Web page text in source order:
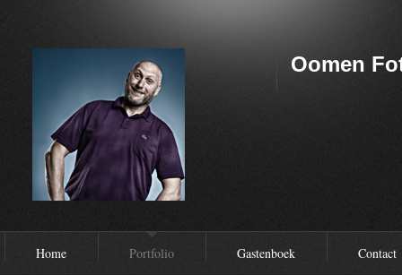
Oomen
Home Portfolio Gastenboek Contact